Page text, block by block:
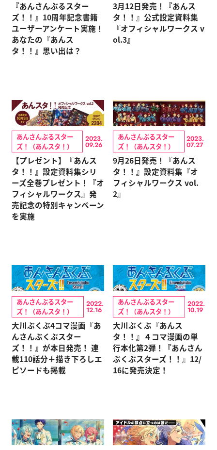
『あんさんぶるスター
ズ！！』10周年記念書籍
ユーザーアンケート実施！
あなたの『あんス
タ！！』思い出は？
3月12日発売！『あんス
タ！！』公式設定資料集
『オフィシャルワークス v
ol.3』
あんさんぶるスター
ズ！（あんスタ！）
2023.
09.26
【プレゼント】『あんス
タ！！』設定資料集シリ
ーズ全巻プレゼント！『オ
フィシャルワークス』発
売記念の特別キャンペーン
を実施
あんさんぶるスター
ズ！（あんスタ！）
2023.
07.27
9月26日発売！『あんス
タ！！』設定資料集『オ
フィシャルワークス vol.
2』
あんさんぶるスター
ズ！（あんスタ！）
2022.
12.16
大川ぶくぶ4コマ漫画『あ
んさんぶくぶスター
ズ！！』が本日発売！ 連
載110話分＋描き下ろしエ
ピソードも掲載
あんさんぶるスター
ズ！（あんスタ！）
2022.
10.19
大川ぶくぶ『あんス
タ！！』４コマ漫画の単
行本化第2弾！『あんさん
ぶくぶスターズ！！』12/
16に発売決定！